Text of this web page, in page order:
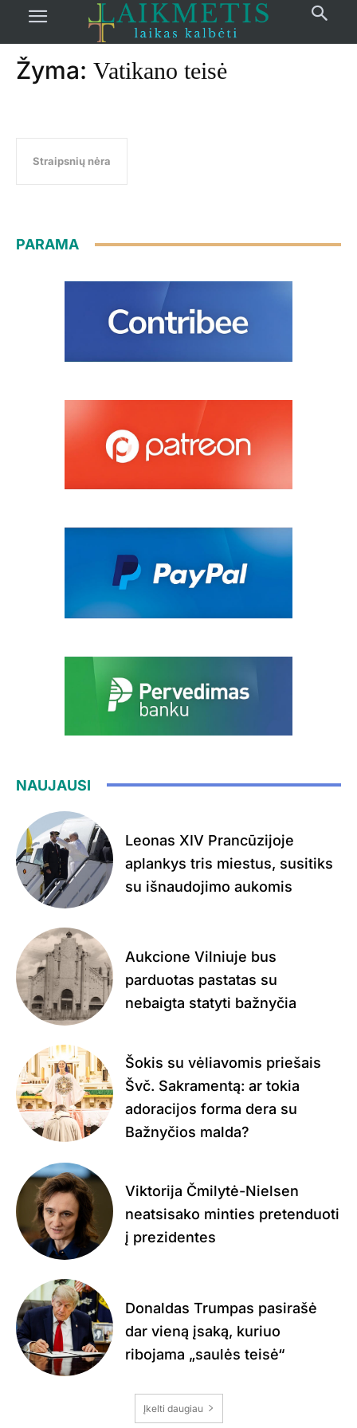
žymos Vatikano teisė
Žyma: Vatikano teisė
Straipsnių nėra
PARAMA
NAUJAUSI
Leonas XIV Prancūzijoje
aplankys tris miestus, susitiks
su išnaudojimo aukomis
Aukcione Vilniuje bus
parduotas pastatas su
nebaigta statyti bažnyčia
Šokis su vėliavomis priešais
Švč. Sakramentą: ar tokia
adoracijos forma dera su
Bažnyčios malda?
Viktorija Čmilytė-Nielsen
neatsisako minties pretenduoti
į prezidentes
Donaldas Trumpas pasirašė
dar vieną įsaką, kuriuo
ribojama „saulės teisė“
Įkelti daugiau